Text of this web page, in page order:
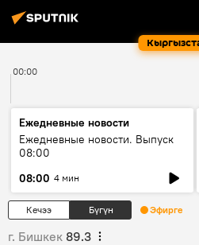
00:00
Ежедневные новости
Ежедневные новости. Выпуск
08:00
08:00 4 мин
Кечээ Бүгүн Эфирге
г. Бишкек 89.3